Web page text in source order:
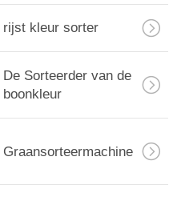
rijst kleur sorter
De Sorteerder van de
boonkleur
Graansorteermachine